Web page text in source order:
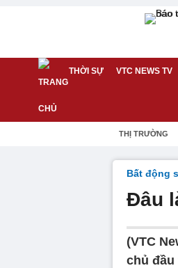
THỜI SỰ VTC NEWS TV
THỊ TRƯỜNG
Bất động
Đâu
(VTC
chủ